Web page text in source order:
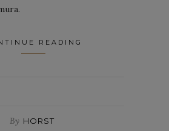
READING
By HORST